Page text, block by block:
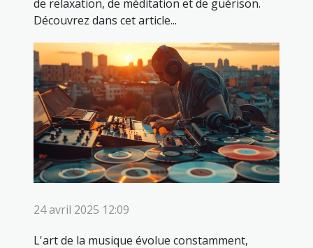
de relaxation, de méditation et de guérison.
Découvrez dans cet article...
24 avril 2025 12:09
L'art de la musique évolue constamment,